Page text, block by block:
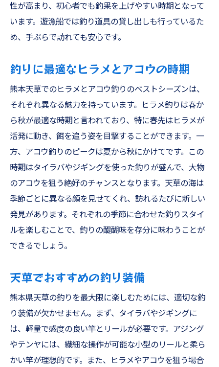
性が高まり、初心者でも釣果を上げやすい時期となって
います。遊漁船では釣り道具の貸し出しも行っているた
め、手ぶらで訪れても安心です。
釣りに最適なヒラメとアコウの時期
熊本天草でのヒラメとアコウ釣りのベストシーズンは、
それぞれ異なる魅力を持っています。ヒラメ釣りは春か
ら秋が最適な時期と言われており、特に春先はヒラメが
活発に動き、餌を追う姿を目撃することができます。一
方、アコウ釣りのピークは夏から秋にかけてです。この
時期はタイラバやジギングを使った釣りが盛んで、大物
のアコウを狙う絶好のチャンスとなります。天草の海は
季節ごとに異なる顔を見せてくれ、訪れるたびに新しい
発見があります。それぞれの季節に合わせた釣りスタイ
ルを楽しむことで、釣りの醍醐味を存分に味わうことが
できるでしょう。
天草でおすすめの釣り装備
熊本県天草の釣りを最大限に楽しむためには、適切な釣
り装備が欠かせません。まず、タイラバやジギングに
は、軽量で感度の良い竿とリールが必要です。アジング
やテンヤには、繊細な操作が可能な小型のリールと柔ら
かい竿が理想的です。また、ヒラメやアコウを狙う場合